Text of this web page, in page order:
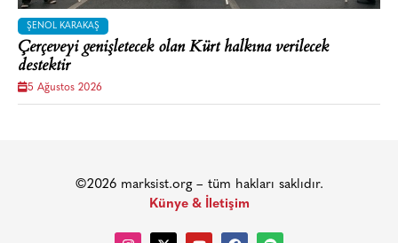
ŞENOL KARAKAŞ
Çerçeveyi genişletecek olan Kürt halkına verilecek
destektir
5 Ağustos 2026
©2026 marksist.org – tüm hakları saklıdır.
Künye & İletişim